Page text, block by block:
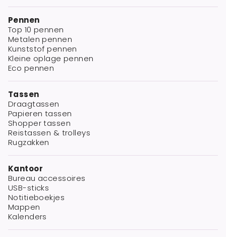
Pennen
Top 10 pennen
Metalen pennen
Kunststof pennen
Kleine oplage pennen
Eco pennen
Tassen
Draagtassen
Papieren tassen
Shopper tassen
Reistassen & trolleys
Rugzakken
Kantoor
Bureau accessoires
USB-sticks
Notitieboekjes
Mappen
Kalenders